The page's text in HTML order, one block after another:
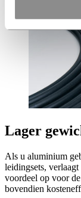
Lager
Als u aluminium
leidingsets,
voordeel op voor
bovendien